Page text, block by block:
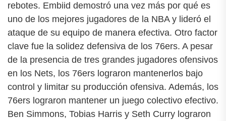
rebotes. Embiid demostró una vez más por qué es
uno de los mejores jugadores de la NBA y lideró el
ataque de su equipo de manera efectiva. Otro factor
clave fue la solidez defensiva de los 76ers. A pesar
de la presencia de tres grandes jugadores ofensivos
en los Nets, los 76ers lograron mantenerlos bajo
control y limitar su producción ofensiva. Además, los
76ers lograron mantener un juego colectivo efectivo.
Ben Simmons, Tobias Harris y Seth Curry lograron